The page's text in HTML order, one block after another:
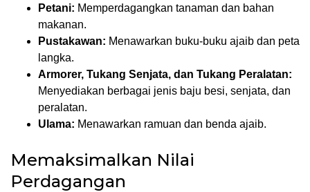
Petani: Memperdagangkan tanaman dan bahan
makanan.
Pustakawan: Menawarkan buku-buku ajaib dan peta
langka.
Armorer, Tukang Senjata, dan Tukang Peralatan:
Menyediakan berbagai jenis baju besi, senjata, dan
peralatan.
Ulama: Menawarkan ramuan dan benda ajaib.
Memaksimalkan Nilai
Perdagangan